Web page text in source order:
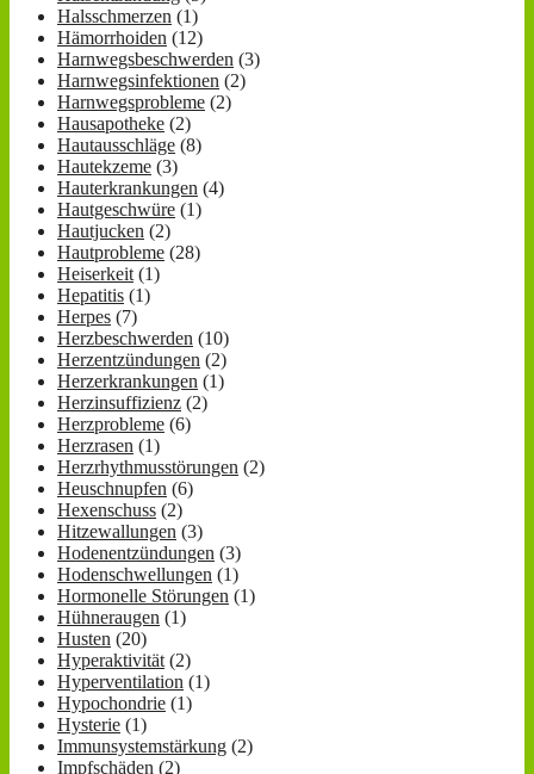
Halsschmerzen (1)
Hämorrhoiden (12)
Harnwegsbeschwerden (3)
Harnwegsinfektionen (2)
Harnwegsprobleme (2)
Hausapotheke (2)
Hautausschläge (8)
Hautekzeme (3)
Hauterkrankungen (4)
Hautgeschwüre (1)
Hautjucken (2)
Hautprobleme (28)
Heiserkeit(1)
Hepatitis (1)
Herpes (7)
Herzbeschwerden (10)
Herzentzündungen (2)
Herzerkrankungen (1)
Herzinsuffizienz (2)
Herzprobleme (6)
Herzrasen (1)
Herzrhythmusstörungen (2)
Heuschnupfen (6)
Hexenschuss (2)
Hitzewallungen (3)
Hodenentzündungen (3)
Hodenschwellungen (1)
Hormonelle Störungen (1)
Hühneraugen (1)
Husten (20)
Hyperaktivität(2)
Hyperventilation (1)
Hypochondrie (1)
Hysterie (1)
Immunsystemstärkung (2)
Impfschäden (2)